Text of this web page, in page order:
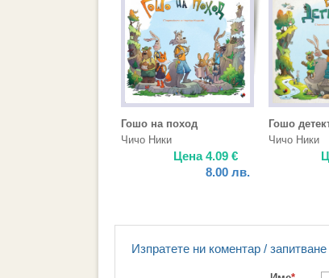
Гошо на поход
Чичо Ники
Цена4.09 €
8.00 лв.
Гошо
Чичо Ники
Изпратете ни коментар / запитване